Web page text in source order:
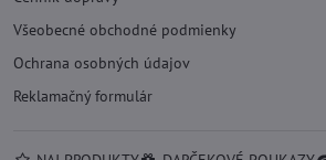
Všeobecné obchodné podmienky
Ochrana osobných údajov
Reklamačný formulár